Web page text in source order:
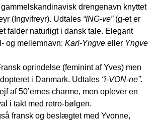
drengenavn knyttet
(Ingvifreyr). Udtales “ING-ve”(g-et er
falder naturligt i dansk tale. Elegant
og mellemnavn: Karl-Yngve eller Yngve
oprindelse (feminint af Yves) men
i Danmark. Udtales “i-VON-ne”.
af 50’ernes charme, men oplever en
i takt med retro-bølgen.
fransk og beslægtet med Yvonne,